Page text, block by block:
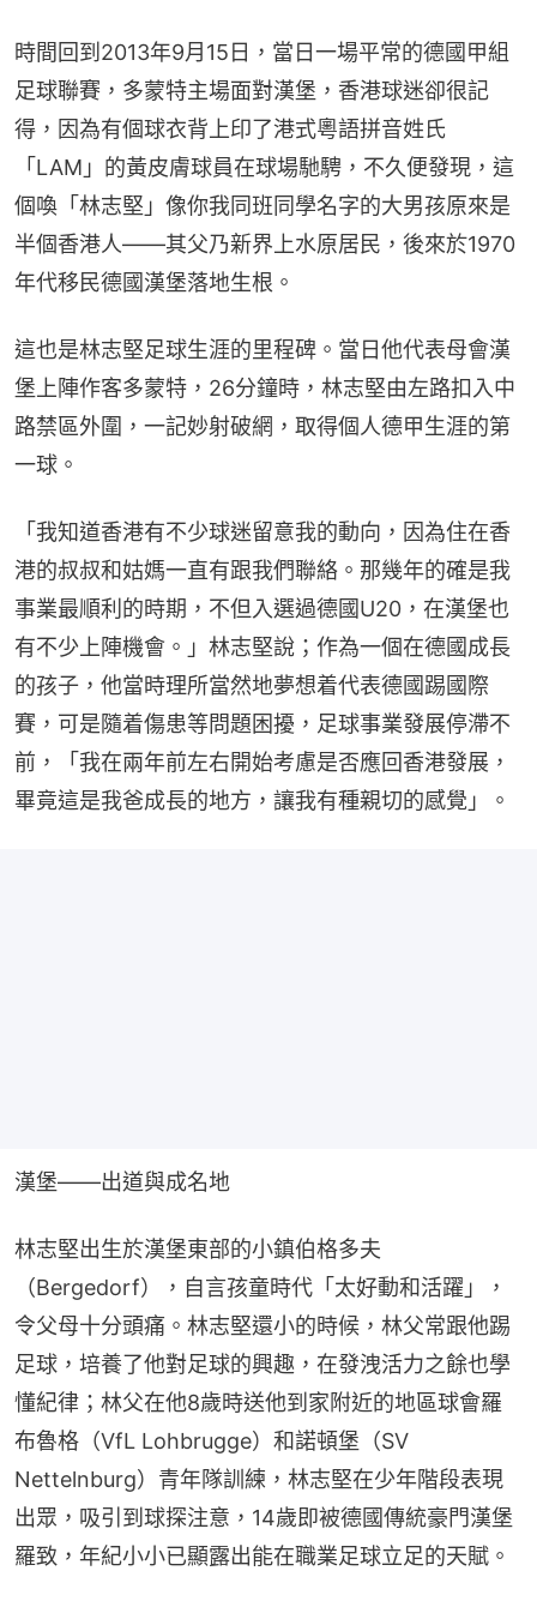
時間回到2013年9月15日，當日一場平常的德國甲組
足球聯賽，多蒙特主場面對漢堡，香港球迷卻很記
得，因為有個球衣背上印了港式粵語拼音姓氏
「LAM」的黃皮膚球員在球場馳騁，不久便發現，這
個喚「林志堅」像你我同班同學名字的大男孩原來是
半個香港人——其父乃新界上水原居民，後來於1970
年代移民德國漢堡落地生根。
這也是林志堅足球生涯的里程碑。當日他代表母會漢
堡上陣作客多蒙特，26分鐘時，林志堅由左路扣入中
路禁區外圍，一記妙射破網，取得個人德甲生涯的第
一球。
「我知道香港有不少球迷留意我的動向，因為住在香
港的叔叔和姑媽一直有跟我們聯絡。那幾年的確是我
事業最順利的時期，不但入選過德國U20，在漢堡也
有不少上陣機會。」林志堅說；作為一個在德國成長
的孩子，他當時理所當然地夢想着代表德國踢國際
賽，可是隨着傷患等問題困擾，足球事業發展停滯不
前，「我在兩年前左右開始考慮是否應回香港發展，
畢竟這是我爸成長的地方，讓我有種親切的感覺」。
漢堡——出道與成名地
林志堅出生於漢堡東部的小鎮伯格多夫
（Bergedorf），自言孩童時代「太好動和活躍」，
令父母十分頭痛。林志堅還小的時候，林父常跟他踢
足球，培養了他對足球的興趣，在發洩活力之餘也學
懂紀律；林父在他8歲時送他到家附近的地區球會羅
布魯格（VfL Lohbrugge）和諾頓堡（SV
Nettelnburg）青年隊訓練，林志堅在少年階段表現
出眾，吸引到球探注意，14歲即被德國傳統豪門漢堡
羅致，年紀小小已顯露出能在職業足球立足的天賦。